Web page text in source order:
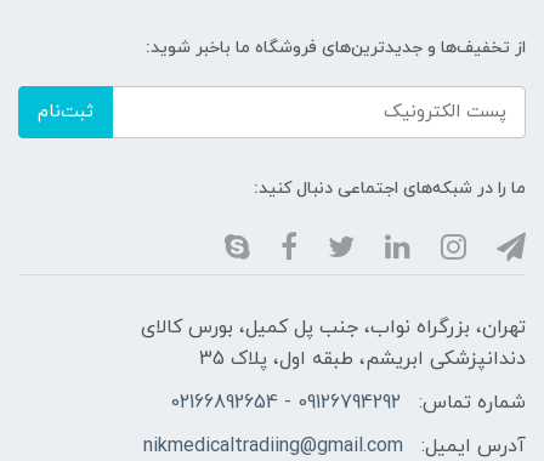
از تخفیف‌ها و جدیدترین‌های فروشگاه ما باخبر شوید:
ثبت‌نام
ما را در شبکه‌های اجتماعی دنبال کنید:
تهران، بزرگراه نواب، جنب پل کمیل، بورس کالای
دندانپزشکی ابریشم، طبقه اول، پلاک 35
شماره تماس:
09126794292 - 02166892654
آدرس ایمیل:
nikmedicaltradiing@gmail.com